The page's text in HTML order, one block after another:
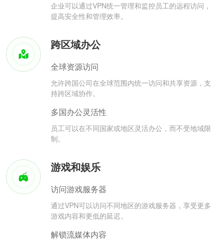
企业可以通过VPN统一管理和监控员工的远程访问，
提高安全性和管理效率。
跨区域办公
全球资源访问
允许跨国公司在全球范围内统一访问和共享资源，支
持跨区域协作。
多国办公灵活性
员工可以在不同国家或地区灵活办公，而不受地域限
制。
游戏和娱乐
访问游戏服务器
通过VPN可以访问不同地区的游戏服务器，享受更多
游戏内容和更低的延迟。
解锁流媒体内容